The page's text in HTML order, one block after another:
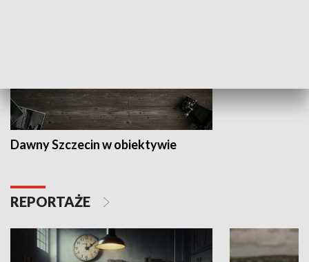
Dawny Szczecin w obiektywie
REPORTAŻE